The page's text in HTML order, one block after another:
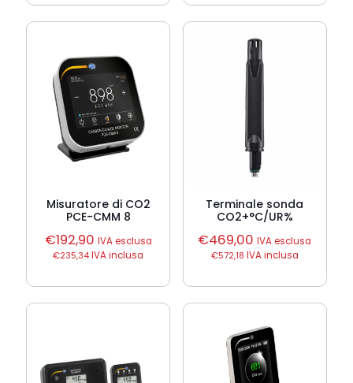
Misuratore di CO2
PCE-CMM 8
€192,90 IVA esclusa
€235,34IVA inclusa
Terminale sonda
CO2+°C/UR%
€469,00 IVA esclusa
€572,18 IVA inclusa